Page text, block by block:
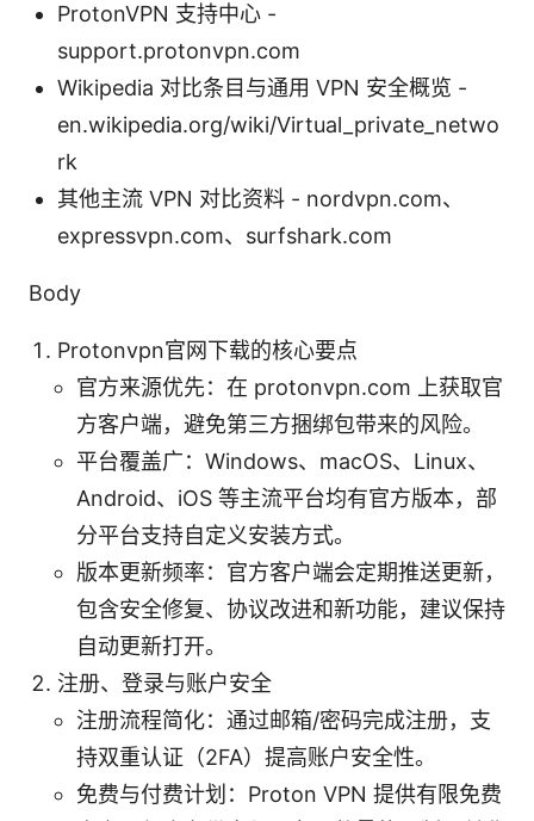
ProtonVPN 支持中心 -
support.protonvpn.com
Wikipedia 对比条目与通用 VPN 安全概览 -
en.wikipedia.org/wiki/Virtual_private_netwo
rk
其他主流 VPN 对比资料 - nordvpn.com、
expressvpn.com、surfshark.com
Body
Protonvpn官网下载的核心要点
官方来源优先：在 protonvpn.com 上获取官
方客户端，避免第三方捆绑包带来的风险。
平台覆盖广：Windows、macOS、Linux、
Android、iOS 等主流平台均有官方版本，部
分平台支持自定义安装方式。
版本更新频率：官方客户端会定期推送更新，
包含安全修复、协议改进和新功能，建议保持
自动更新打开。
注册、登录与账户安全
注册流程简化：通过邮箱/密码完成注册，支
持双重认证（2FA）提高账户安全性。
免费与付费计划：Proton VPN 提供有限免费